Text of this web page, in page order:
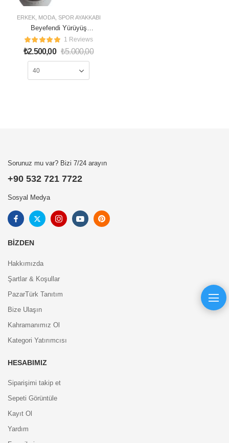
ERKEK, MODA, SPOR AYAKKABI
Beyefendi Yürüyüş
Ayakkabısı1 Reviews
₺2.500,00 ₺5.000,00
Sorunuz mu var? Bizi 7/24 arayın
+90 532 721 7722
Sosyal Medya
BIZDEN
Hakkımızda
Şartlar & Koşullar
PazarTürk Tanıtım
Bize Ulaşın
Kahramanımız Ol
Kategori Yatırımcısı
HESABIMIZ
Siparişimi takip et
Sepeti Görüntüle
Kayıt Ol
Yardım